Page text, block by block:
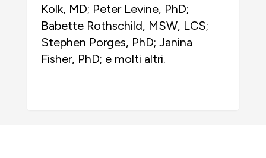
Kolk, MD; Peter Levine, PhD;
Babette Rothschild, MSW, LCS;
Stephen Porges, PhD; Janina
Fisher, PhD; e molti altri.